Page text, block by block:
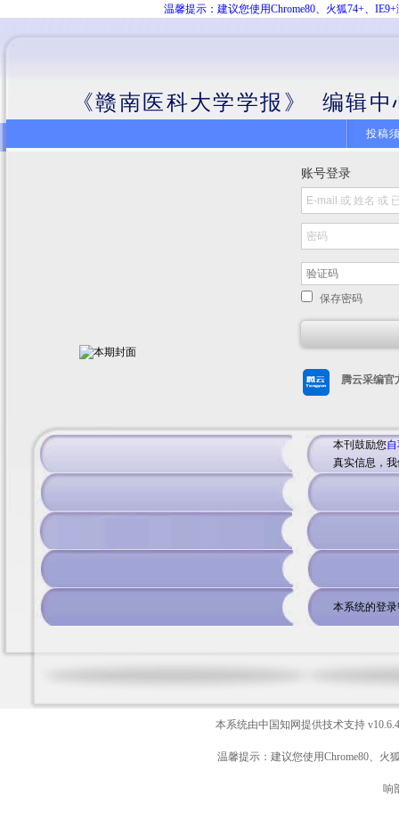
温馨提示：建议您使用Chrome80、火狐74+、
《赣南医科大学学报》 编辑中
投稿
账号登录
保存密码
腾云采编官
本刊鼓励您
真实信息，
本系统的登
本系统由中国知网提供技术支持
温馨提示：建议您使用Chrome80、火
响